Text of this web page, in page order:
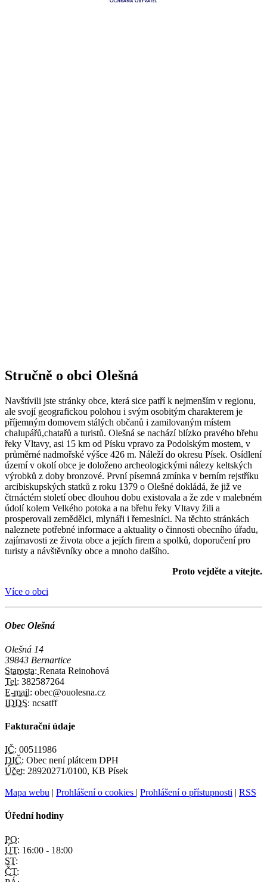
Stručně o obci Olešná
Navštívili jste stránky obce, která sice patří k nejmenším v regionu,
ale svojí geografickou polohou i svým osobitým charakterem je
příjemným domovem stálých občanů i zamilovaným místem
chalupářů,chatařů a turistů. Olešná se nachází blízko pravého břehu
řeky Vltavy, asi 15 km od Písku vpravo za Podolským mostem, v
průměrné nadmořské výšce 426 m. Náleží do okresu Písek. Osídlení
území v okolí obce je doloženo archeologickými nálezy keltských
výrobků z doby bronzové. První písemná zmínka v berním rejstříku
arcibiskupských statků z roku 1379 o Olešné dokládá, že již ve
čtrnáctém století obec dlouhou dobu existovala a že zde v malebném
údolí kolem Velkého potoka a na břehu řeky Vltavy žili a
prosperovali zemědělci, mlynáři i řemeslníci. Na těchto stránkách
naleznete potřebné informace a aktuality o činnosti obecního úřadu,
zajímavosti ze života obce a jejích firem a spolků, doporučení pro
turisty a návštěvníky obce a mnoho dalšího.
Proto vejděte a vítejte.
Více o obci
Obec Olešná
Olešná 14
39843 Bernartice
Starosta: Renata Reinohová
Tel: 382587264
E-mail: obec@ouolesna.cz
IDDS: ncsatff
Fakturační údaje
IČ: 00511986
DIČ: Obec není plátcem DPH
Účet: 28920271/0100, KB Písek
Mapa webu | Prohlášení o cookies | Prohlášení o přístupnosti | RSS
Úřední hodiny
PO:
ÚT: 16:00 - 18:00
ST:
ČT: